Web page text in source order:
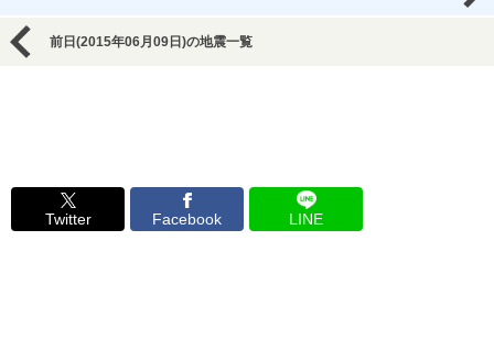
前日(2015年06月09日)の地震一覧
Twitter Facebook LINE